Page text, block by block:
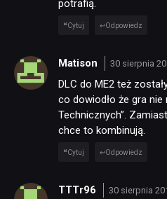
potrafią.
Cytuj Odpowiedz
Matison 30 sierpnia
DLC do ME2 też
co dowiodło że gra
Technicznych”.
chce to kombinują.
Cytuj Odpowiedz
TTTr96 30 sierpnia